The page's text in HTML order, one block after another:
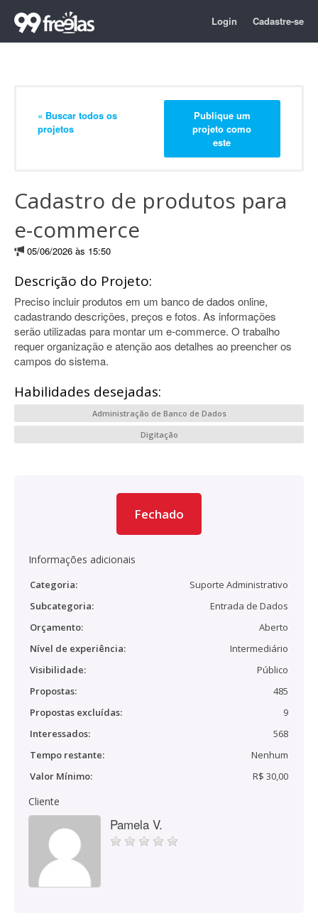
Login Cadastre-se
« Buscar todos os
projetos
Publique um
projeto como
este
Cadastro de produtos para
e-commerce
05/06/2026 às 15:50
Descrição do Projeto:
Preciso incluir produtos em um banco de dados online,
cadastrando descrições, preços e fotos. As informações
serão utilizadas para montar um e-commerce. O trabalho
requer organização e atenção aos detalhes ao preencher os
campos do sistema.
Habilidades desejadas:
Administração de Banco de Dados
Digitação
Fechado
Informações adicionais
Categoria:
Suporte Administrativo
Subcategoria:
Entrada de Dados
Orçamento:
Aberto
Nível de experiência:
Intermediário
Visibilidade:
Público
Propostas:
485
Propostas excluídas:
9
Interessados:
568
Tempo restante:
Nenhum
Valor Mínimo:
R$ 30,00
Cliente
Pamela V.